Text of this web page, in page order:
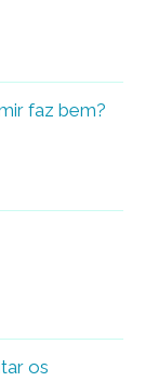
faz bem?
os